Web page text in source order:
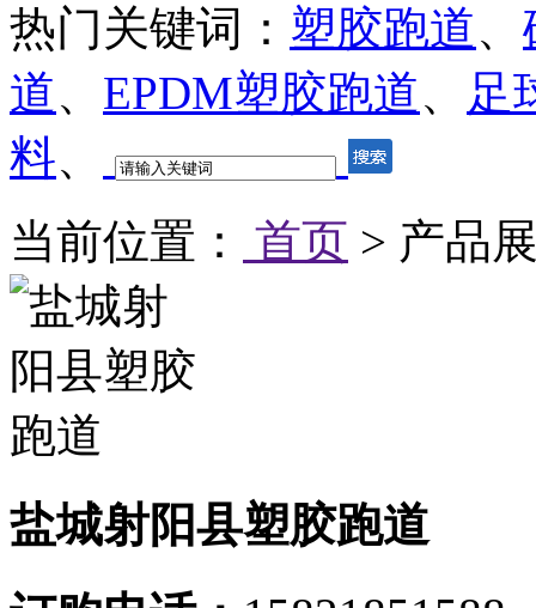
热门关键词： 塑胶跑道、
道、 EPDM塑胶跑道、 足
料、
当前位置：
首页 > 产品
盐城射阳县塑胶跑道